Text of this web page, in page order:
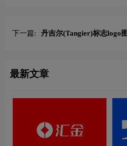
下一篇: 丹吉尔(Tangier)标志logo
最新文章